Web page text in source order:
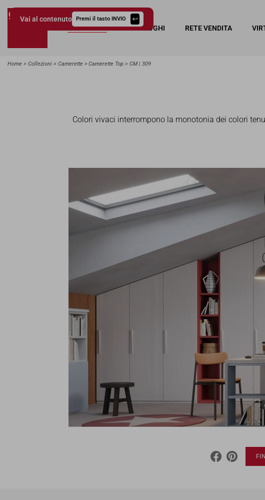
Vai al contenuto Premi il tasto INVIO
COLLEZIONI CATALOGHI RETE VENDITA
Home Collezioni Camerette Camerette Top CM | 309
Colori vivaci interrompono la monotonia dei colori